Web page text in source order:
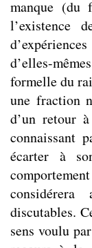
manque (du
l’existence
d’elles-
formelle du
une fraction
d’un retour
connaissant
écarter à
discutables.
sens voulu